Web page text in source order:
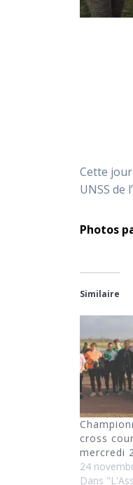
Cette
UNSS de
Photos
Similaire
cross
mercredi
24
Dans